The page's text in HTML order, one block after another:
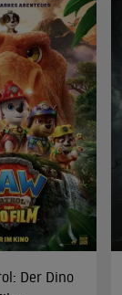
Der Dino